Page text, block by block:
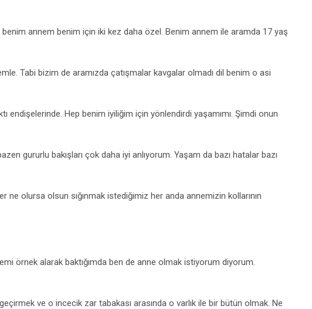
annem benim için iki kez daha özel. Benim annem ile aramda 17 yaş
Tabi bizim de aramızda çatışmalar kavgalar olmadı dil benim o asi
endişelerinde. Hep benim iyiliğim için yönlendirdi yaşamımı. Şimdi onun
gururlu bakışları çok daha iyi anlıyorum. Yaşam da bazı hatalar bazı
ne olursa olsun sığınmak istediğimiz her anda annemizin kollarının
örnek alarak baktığımda ben de anne olmak istiyorum diyorum.
ve o incecik zar tabakası arasında o varlık ile bir bütün olmak. Ne